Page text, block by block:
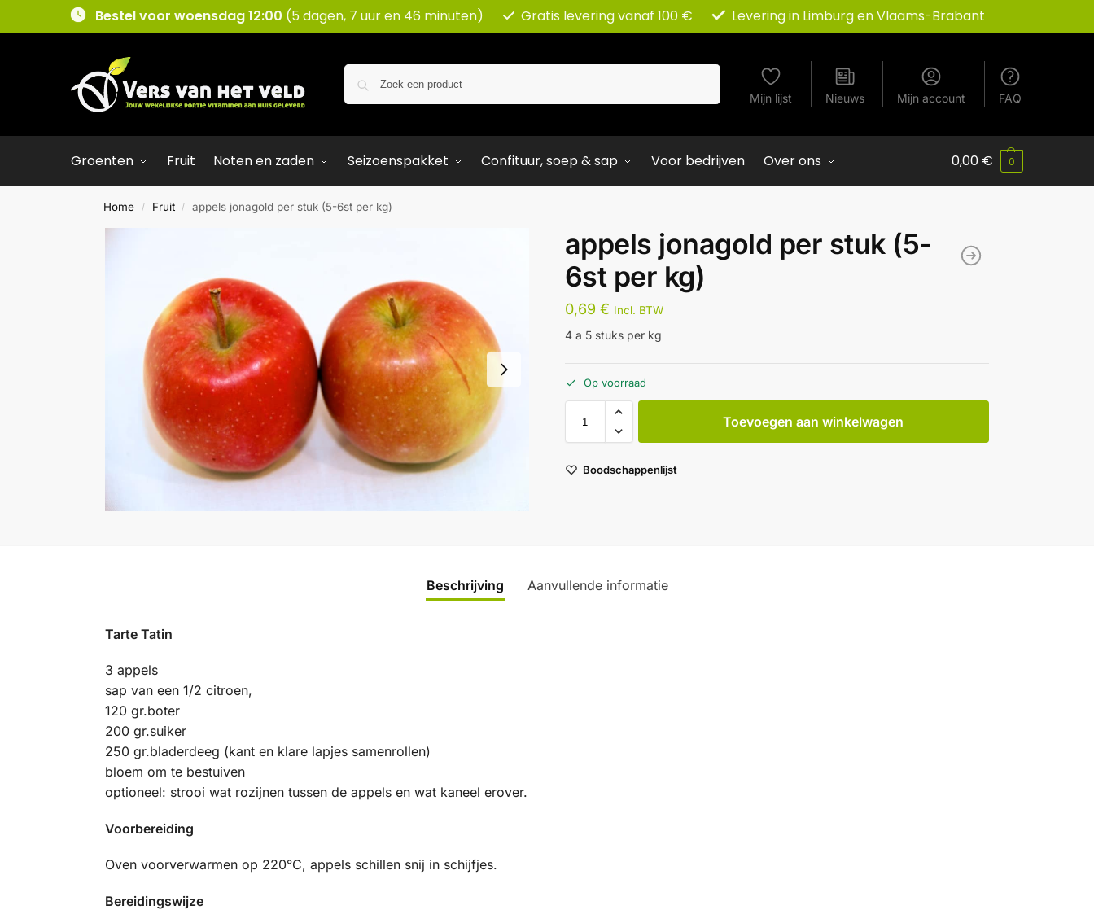
Bestel voor woensdag 12:00 (5 dagen, 7 uur en 46 minuten) Gratis levering vanaf 100 € Levering in Limburg en Vlaams-Brabant
Mijn lijst Nieuws Mijn account FAQ
Groenten Fruit Noten en zaden Seizoenspakket Confituur, soep & sap Voor bedrijven Over ons 0,00 € 0
Home / Fruit / appels jonagold per stuk (5-6st per kg)
appels jonagold per stuk (5-
6st per kg)
0,69 € Incl. BTW
4 a 5 stuks per kg
Op voorraad
Toevoegen aan winkelwagen
Boodschappenlijst
Beschrijving Aanvullende informatie
Tarte Tatin
3 appels
sap van een 1/2 citroen,
120 gr.boter
200 gr.suiker
250 gr.bladerdeeg (kant en klare lapjes samenrollen)
bloem om te bestuiven
optioneel: strooi wat rozijnen tussen de appels en wat kaneel erover.
Voorbereiding
Oven voorverwarmen op 220°C, appels schillen snij in schijfjes.
Bereidingswijze